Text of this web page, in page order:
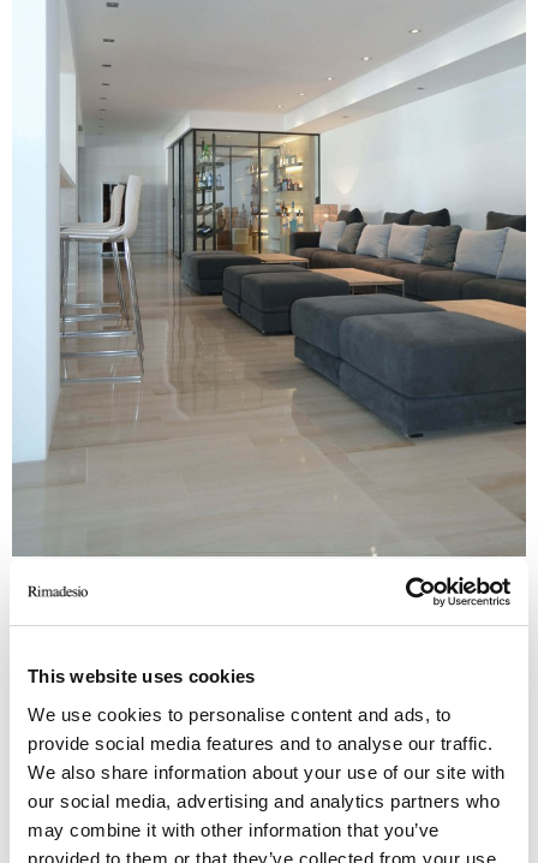
This website uses cookies
We use cookies to personalise content and ads, to
provide social media features and to analyse our traffic.
We also share information about your use of our site with
our social media, advertising and analytics partners who
may combine it with other information that you’ve
provided to them or that they’ve collected from your use
OTROS PROYECTOS SIMILARES
Mexico City
2023
Hostelería
-> Ver más